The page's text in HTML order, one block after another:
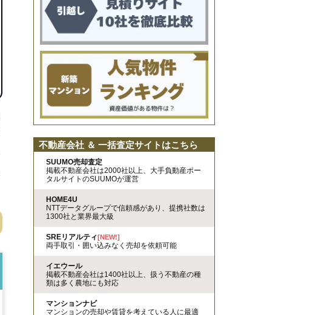
不動産会社 ＆ 一括査定サイトはこちら
SUUMO売却査定
掲載不動産会社は2000社以上、大手負動産ポー
タルサイトのSUUMOが運営
HOME4U
NTTデータグループで信頼感があり、提携社数は
1300社と業界最大級
SREリアルティ[NEW!]
両手取引・囲い込みなく売却を依頼可能
イエウール
掲載不動産会社は1400社以上、扱う不動産の種
類は多く農地にも対応
マンションナビ
マンションの売却や賃貸を考えている人に最適